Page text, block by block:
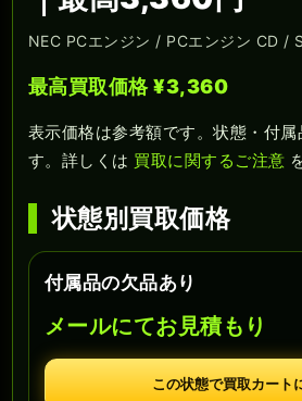
NEC PCエンジン / PCエンジン CD /
最高買取価格 ¥3,360
表示価格は参考額です。状態・付属
す。詳しくは 買取に関するご注意
状態別買取価格
付属品の欠品あり
メールにてお見積もり
この状態で買取カート